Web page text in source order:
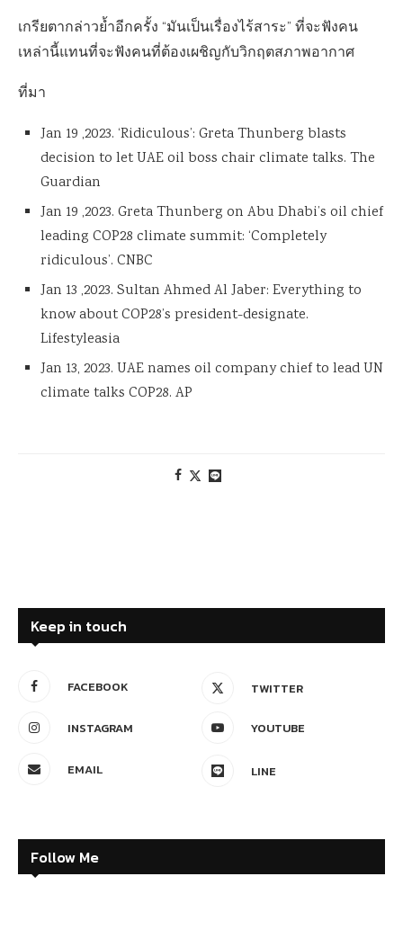
เกรียตากล่าวย้ำอีกครั้ง “มันเป็นเรื่องไร้สาระ” ที่จะฟังคน
เหล่านี้แทนที่จะฟังคนที่ต้องเผชิญกับวิกฤตสภาพอากาศ
ที่มา
Jan 19 ,2023. ‘Ridiculous’: Greta Thunberg blasts
decision to let UAE oil boss chair climate talks. The
Guardian
Jan 19 ,2023. Greta Thunberg on Abu Dhabi’s oil chief
leading COP28 climate summit: ‘Completely
ridiculous’. CNBC
Jan 13 ,2023. Sultan Ahmed Al Jaber: Everything to
know about COP28’s president-designate.
Lifestyleasia
Jan 13, 2023. UAE names oil company chief to lead UN
climate talks COP28. AP
Keep in touch
FACEBOOK TWITTER
INSTAGRAM YOUTUBE
EMAIL LINE
Follow Me